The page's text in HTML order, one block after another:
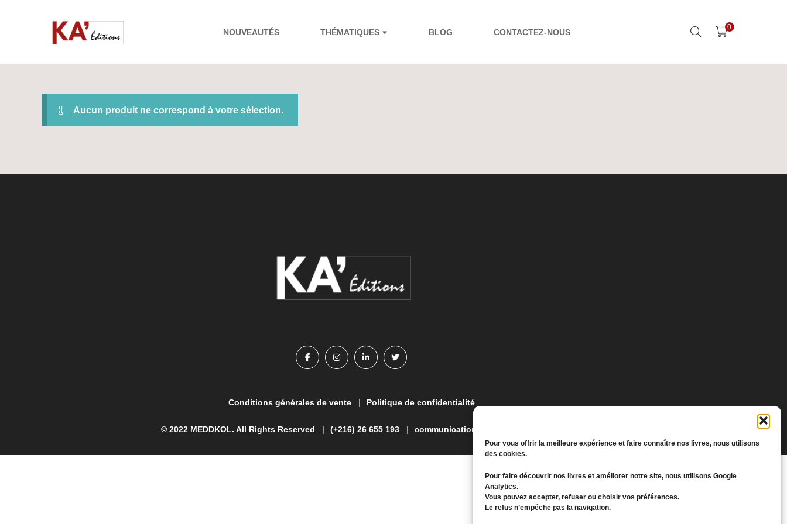
Pour vous offrir la meilleure expérience et faire connaître nos livres, nous utilisons
des cookies.
Pour faire découvrir nos livres et améliorer notre site, nous utilisons Google
Analytics.
Vous pouvez accepter, refuser ou choisir vos préférences.
Le refus n’empêche pas la navigation.
NOUVEAUTÉS THÉMATIQUES BLOG CONTACTEZ-NOUS
0
Aucun produit ne correspond à votre sélection.
Conditions générales de vente Politique de confidentialité
© 2022 MEDDKOL. All Rights Reserved (+216) 26 655 193 communication@kagroupe.com